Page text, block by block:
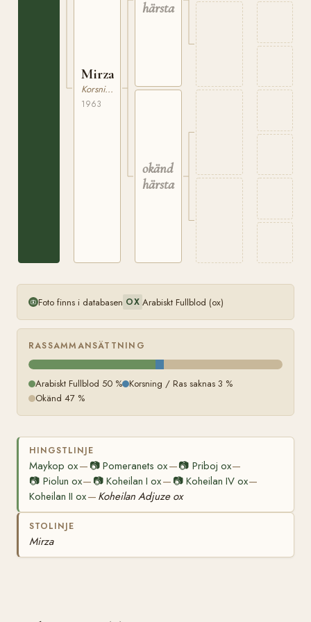
Mirza
Korsning / Ras saknas
1963
härstamning
okänd
härstamning
Foto finns i databasen OX Arabiskt Fullblod (ox)
RASSAMMANSÄTTNING
Arabiskt Fullblod 50 % Korsning / Ras saknas 3 %
Okänd 47 %
HINGSTLINJE
Maykop ox— 📷Pomeranets ox—📷 Priboj ox—
📷 Piolun ox— 📷Koheilan I ox— 📷 Koheilan IV ox—
Koheilan II ox— Koheilan Adjuze ox
STOLINJE
Mirza